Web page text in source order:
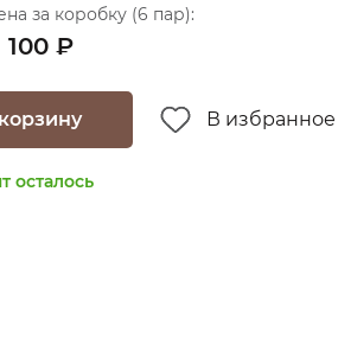
за коробку (6 пар):
100 ₽
В избранное
осталось